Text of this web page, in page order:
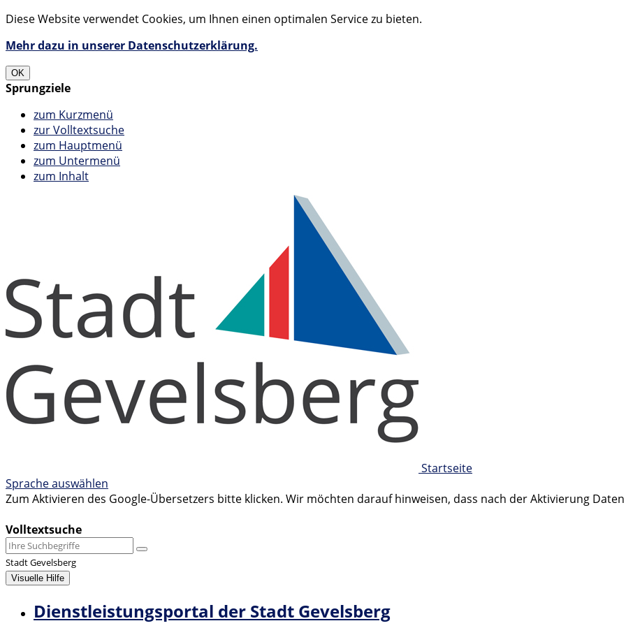
Diese Website verwendet Cookies, um Ihnen einen optimalen Service zu bieten.
Mehr dazu in unserer Datenschutzerklärung.
OK
Sprungziele
zum Kurzmenü
zur Volltextsuche
zum Hauptmenü
zum Untermenü
zum Inhalt
Startseite
Sprache auswählen
Zum Aktivieren des Google-Übersetzers bitte klicken. Wir möchten darauf hinweisen, dass nach der Aktivierung
Volltextsuche
Stadt Gevelsberg
Visuelle Hilfe
Dienstleistungsportal der Stadt Gevelsberg